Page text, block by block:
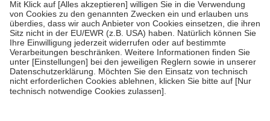
fallenkeine Zuzahlungenan bei:
• Kindern und Jugendlichen bis zum vollendeten 18. Lebensjahr
mit Ausnahme der Fahrkosten
• Untersuchungen zur Vorsorge und Früherkennung, die von der
GKV getragen werden
• empfohlenen Schutzimpfungen
• Harn- und Blutteststreifen